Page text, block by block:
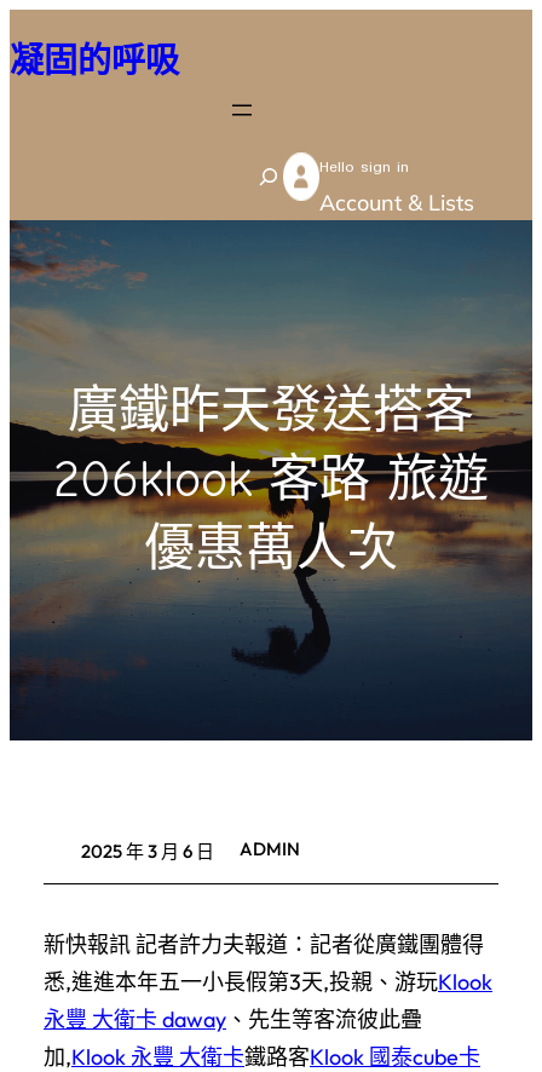
至
容
凝固的呼吸
S
e
Hello sign in
Account & Lists
廣鐵昨天發送搭客
206klook 客路 旅遊
優惠萬人次
2025 年 3 月 6 日 ADMIN
新快報訊 記者許力夫報道：記者從廣鐵團體得
悉,進進本年五一小長假第3天,投親、游玩Klook
永豐 大衛卡 daway 、先生等客流彼此疊
加,Klook 永豐 大衛卡鐵路客Klook 國泰cube卡